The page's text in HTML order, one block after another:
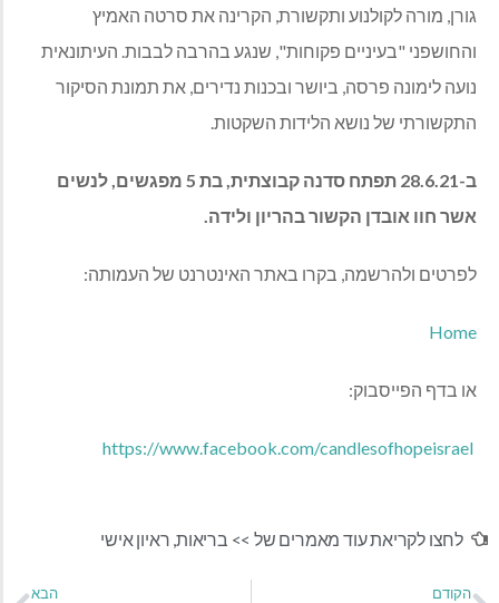
גורן, מורה לקולנוע ותקשורת, הקרינה את סרטה האמיץ
והחושפני "בעיניים פקוחות", שנגע בהרבה לבבות. העיתונאית
נועה לימונה פרסה, ביושר ובכנות נדירים, את תמונת הסיקור
התקשורתי של נושא הלידות השקטות.
ב-28.6.21 תפתח סדנה קבוצתית, בת 5 מפגשים, לנשים
אשר חוו אובדן הקשור בהריון ולידה.
לפרטים ולהרשמה, בקרו באתר האינטרנט של העמותה:
Home
או בדף הפייסבוק:
לחצו לקריאת עוד מאמרים של >> בריאות, ראיון אישי
הקודם הבא